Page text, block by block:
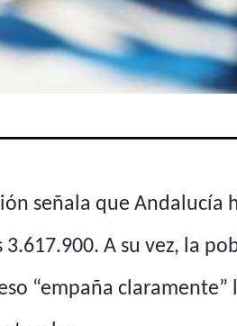
señala que
A su vez, la
“empaña